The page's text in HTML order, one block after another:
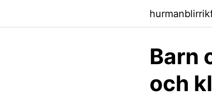
Barn
och